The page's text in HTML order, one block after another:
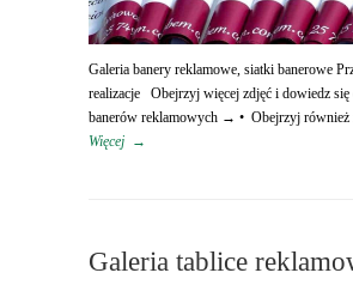
Galeria banery reklamowe, siatki banerowe
realizacje Obejrzyj więcej zdjęć i dowiedz
banerów reklamowych → • Obejrzyj
Więcej →
Galeria tablice